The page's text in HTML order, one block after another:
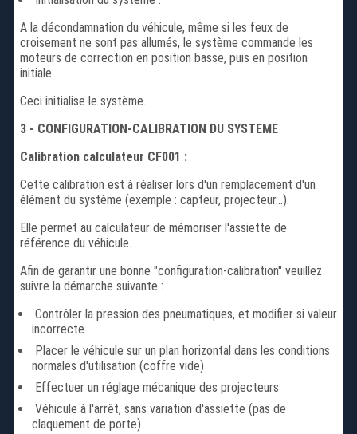
A la décondamnation du véhicule, même si les feux de
croisement ne sont pas allumés, le système commande les
moteurs de correction en position basse, puis en position
initiale.
Ceci initialise le système.
3 - CONFIGURATION-CALIBRATION DU SYSTEME
Calibration calculateur CF001 :
Cette calibration est à réaliser lors d'un remplacement d'un
élément du système (exemple : capteur, projecteur...).
Elle permet au calculateur de mémoriser l'assiette de
référence du véhicule.
Afin de garantir une bonne "configuration-calibration" veuillez
suivre la démarche suivante :
Contrôler la pression des pneumatiques, et modifier si valeur
incorrecte
Placer le véhicule sur un plan horizontal dans les conditions
normales d'utilisation (coffre vide)
Effectuer un réglage mécanique des projecteurs
Véhicule à l'arrêt, sans variation d'assiette (pas de
claquement de porte).